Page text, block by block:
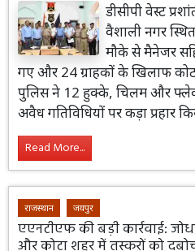
डीसीपी वेस्ट
वैशाली नगर स्थित
मौके से मैनेजर
गए और 24 ग्राहकों के खिलाफ
पुलिस ने 12 हुक्के, चिलम और
अवैध गतिविधियों पर कड़ा प्रहार
Read More...
राजस्थान जयपुर
एएनटीएफ की बड़ी कार्रवाई: